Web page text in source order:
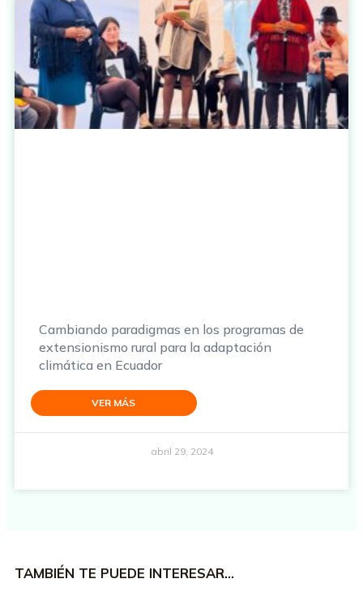
Cambiando paradigmas en los programas de
extensionismo rural para la adaptación
climática en Ecuador
VER MÁS
abril 29, 2024
TAMBIÉN TE PUEDE INTERESAR…